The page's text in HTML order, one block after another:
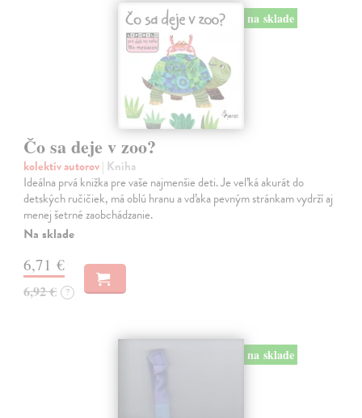
na sklade
Čo sa deje v zoo?
kolektív autorov| Kniha
Ideálna prvá knižka pre vaše najmenšie deti. Je veľká akurát do
detských ručičiek, má oblú hranu a vďaka pevným stránkam vydrží aj
menej šetrné zaobchádzanie.
Na sklade
6,71 €
6,92 € ?
na sklade